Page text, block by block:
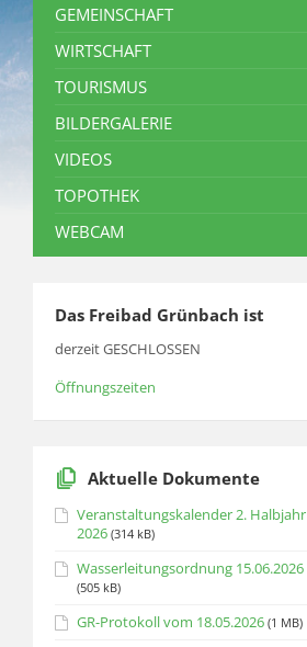
GEMEINSCHAFT
WIRTSCHAFT
TOURISMUS
BILDERGALERIE
VIDEOS
TOPOTHEK
WEBCAM
Das Freibad Grünbach ist
derzeit GESCHLOSSEN
Öffnungszeiten
Aktuelle Dokumente
Veranstaltungskalender 2. Halbjahr
2026 (314 kB)
Wasserleitungsordnung 15.06.2026
(505 kB)
GR-Protokoll vom 18.05.2026 (1 MB)